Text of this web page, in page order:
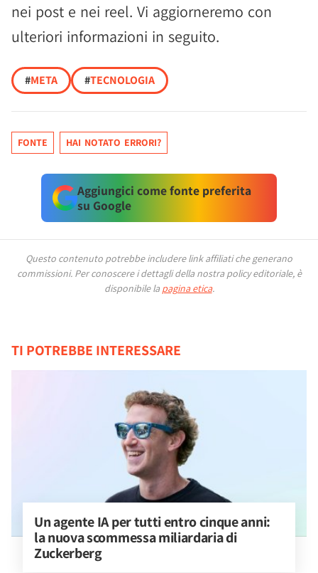
nei post e nei reel. Vi aggiorneremo con
ulteriori informazioni in seguito.
#META #TECNOLOGIA
FONTE HAI NOTATO ERRORI?
Aggiungici come fonte preferita
su Google
Questo contenuto potrebbe includere link affiliati che generano
commissioni. Per conoscere i dettagli della nostra policy editoriale, è
disponibile la pagina etica.
TI POTREBBE INTERESSARE
Un agente IA per tutti entro cinque anni:
la nuova scommessa miliardaria di
Zuckerberg